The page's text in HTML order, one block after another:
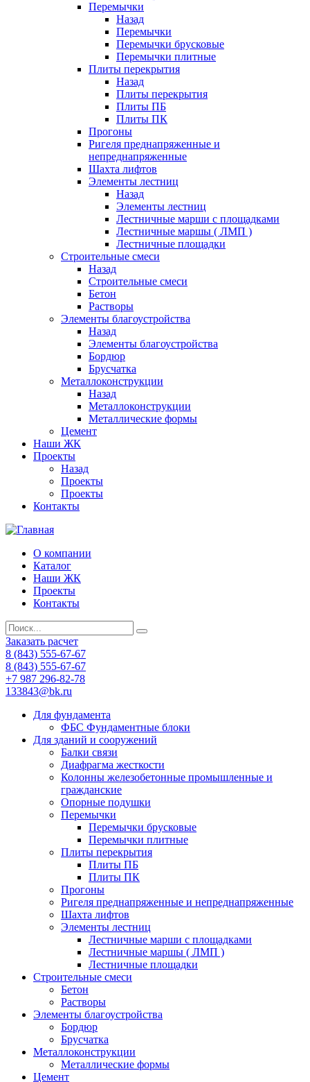
Перемычки
Назад
Перемычки
Перемычки брусковые
Перемычки плитные
Плиты перекрытия
Назад
Плиты перекрытия
Плиты ПБ
Плиты ПК
Прогоны
Ригеля преднапряженные и
непреднапряженные
Шахта лифтов
Элементы лестниц
Назад
Элементы лестниц
Лестничные марши с площадками
Лестничные маршы ( ЛМП )
Лестничные площадки
Строительные смеси
Назад
Строительные смеси
Бетон
Растворы
Элементы благоустройства
Назад
Элементы благоустройства
Бордюр
Брусчатка
Металлоконструкции
Назад
Металлоконструкции
Металлические формы
Цемент
Наши ЖК
Проекты
Назад
Проекты
Проекты
Контакты
О компании
Каталог
Наши ЖК
Проекты
Контакты
Заказать расчет
8 (843) 555-67-67
8 (843) 555-67-67
+7 987 296-82-78
133843@bk.ru
Для фундамента
ФБС Фундаментные блоки
Для зданий и сооружений
Балки связи
Диафрагма жесткости
Колонны железобетонные промышленные и
гражданские
Опорные подушки
Перемычки
Перемычки брусковые
Перемычки плитные
Плиты перекрытия
Плиты ПБ
Плиты ПК
Прогоны
Ригеля преднапряженные и непреднапряженные
Шахта лифтов
Элементы лестниц
Лестничные марши с площадками
Лестничные маршы ( ЛМП )
Лестничные площадки
Строительные смеси
Бетон
Растворы
Элементы благоустройства
Бордюр
Брусчатка
Металлоконструкции
Металлические формы
Цемент